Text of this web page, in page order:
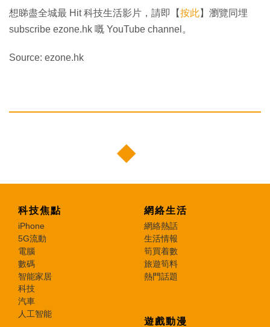
想睇盡全城最 Hit 科技生活影片，請即【按此】瀏覽同埋
subscribe ezone.hk 嘅 YouTube channel。
Source: ezone.hk
科技焦點
iPhone
5G流動
電腦
數碼
智能家居
科技
汽車
人工智能
網絡生活
網絡熱話
生活情報
筍買着數
旅遊筍料
熱門話題
遊戲動漫